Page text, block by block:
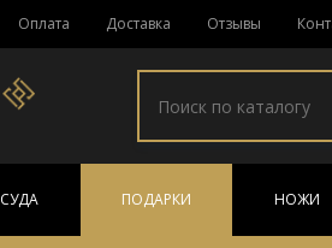
Оплата Доставка Отзывы
ПОДАРКИ НОЖИ